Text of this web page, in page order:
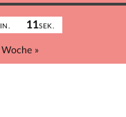
11SEK.
»